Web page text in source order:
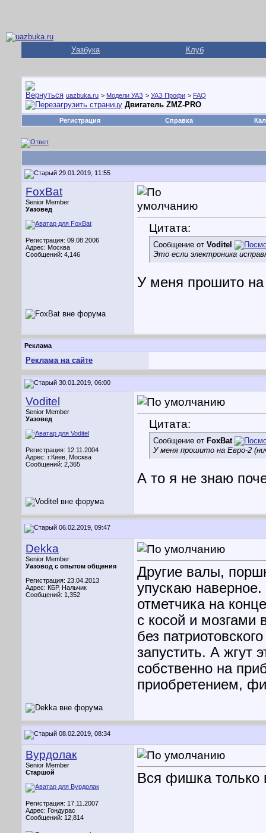
Уазбука Клуб
uazbuka.ru > Модели УАЗ > УАЗ Профи > FAQ
Двигатель ZMZ-PRO
Регистрация Справка
29.01.2019, 11:55
FoxBat
Senior Member
Уазовед
Регистрация: 09.08.2006
Адрес: Москва
Сообщений: 4,146
Цитата:
Сообщение от Voditel
Это если электроника
У меня прошито
Реклама
Реклама на сайте
30.01.2019, 06:00
Voditel
Senior Member
Уазовед
Регистрация: 12.11.2004
Адрес: г.Киев, Москва
Сообщений: 2,365
Цитата:
Сообщение от FoxBat
У меня прошито на Евро-2
А то я не знаю
06.02.2019, 09:47
Dekka
Senior Member
Уазовод с опытом общения
Регистрация: 23.04.2013
Адрес: КБР, Нальчик
Сообщений: 1,352
Другие валы,
упускаю наверное.
отметчика на
с косой и мозгами
без
запустить. А жгут
собственно на
приобретением,
08.02.2019, 08:34
Вурдолак
Senior Member
Старшой
Регистрация: 17.11.2007
Адрес: Гондурас
Сообщений: 12,814
Вся фишка только